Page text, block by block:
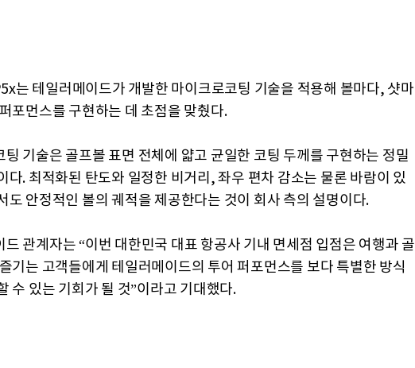
는 테일러메이드가 개발한 마이크로코팅 기술을 적용해 볼마다, 샷마
포먼스를 구현하는 데 초점을 맞췄다.
팅 기술은 골프볼 표면 전체에 얇고 균일한 코팅 두께를 구현하는 정밀
다. 최적화된 탄도와 일정한 비거리, 좌우 편차 감소는 물론 바람이 있
도 안정적인 볼의 궤적을 제공한다는 것이 회사 측의 설명이다.
드 관계자는 “이번 대한민국 대표 항공사 기내 면세점 입점은 여행과 골
기는 고객들에게 테일러메이드의 투어 퍼포먼스를 보다 특별한 방식
수 있는 기회가 될 것”이라고 기대했다.